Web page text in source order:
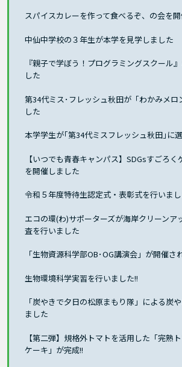
スパイスカレーを作って食べるぞ、の会を
中仙中学校の３年生が本学を見学しました
『親子で学ぼう！プログラミングスクール
した
第34代ミス･フレッシュ秋田が「わかみメロ
した
本学学生が｢第34代ミスフレッシュ秋田｣に
【いつでも青春キャンパス】SDGsすごろく
を開催しました
令和５年度特待生認定式・表彰式を行いま
エコの環(わ)サポーターズが海岸クリーンア
査を行いました
「生物資源科学部OB･OG講演会」が開催さ
生物環境科学実習を行いました!!
「炭やきで夕日の松原まもり隊」による炭
ました
【第二弾】規格外トマトを活用した「完熟
ケーキ」が完成!!